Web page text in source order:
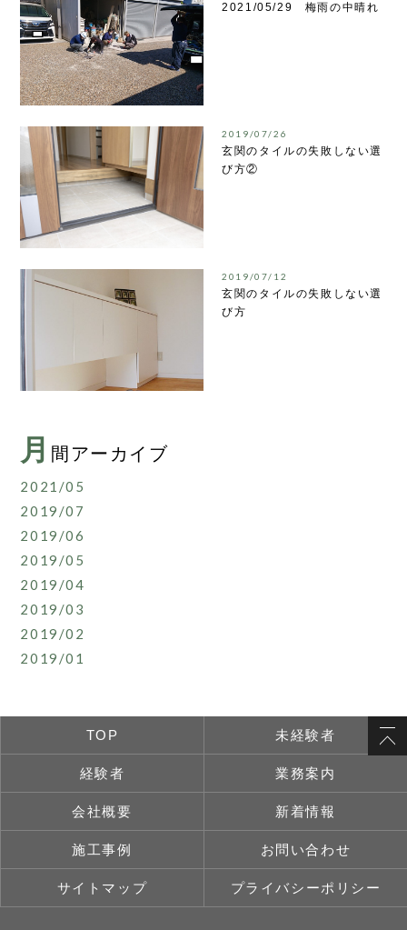
2021/05/29 梅雨の中晴れ
2019/07/26
玄関のタイルの失敗しない選
び方②
2019/07/12
玄関のタイルの失敗しない選
び方
月 間アーカイブ
2021/05
2019/07
2019/06
2019/05
2019/04
2019/03
2019/02
2019/01
TOP 未経験者
経験者 業務案内
会社概要 新着情報
施工事例 お問い合わせ
サイトマップ プライバシーポリシー